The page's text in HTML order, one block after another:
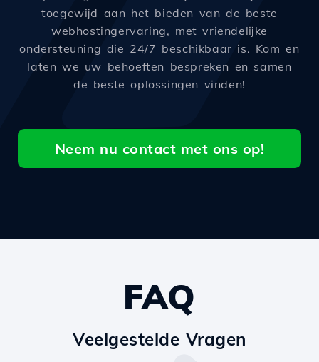
toegewijd aan het bieden van de beste
webhostingervaring, met vriendelijke
ondersteuning die 24/7 beschikbaar is. Kom en
laten we uw behoeften bespreken en samen
de beste oplossingen vinden!
Neem nu contact met ons op!
FAQ
Veelgestelde Vragen